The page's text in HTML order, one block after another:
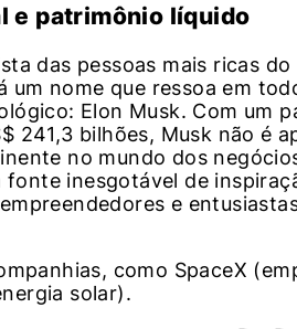
e patrimônio líquido
das pessoas mais ricas do
um nome que ressoa em
Elon Musk. Com um
241,3 bilhões, Musk não é
no mundo dos
fonte inesgotável de
e
como SpaceX
solar).